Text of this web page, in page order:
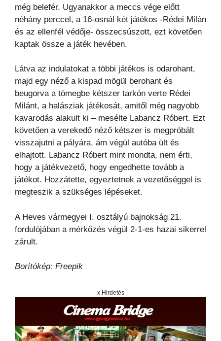
még belefér. Ugyanakkor a meccs vége előtt
néhány perccel, a 16-osnál két játékos -Rédei Milán
és az ellenfél védője- összecsúszott, ezt követően
kaptak össze a játék hevében.
Látva az indulatokat a többi játékos is odarohant,
majd egy néző a kispad mögül berohant és
beugorva a tömegbe kétszer tarkón verte Rédei
Milánt, a halásziak játékosát, amitől még nagyobb
kavarodás alakult ki – mesélte Labancz Róbert. Ezt
követően a verekedő néző kétszer is megpróbált
visszajutni a pályára, ám végül autóba ült és
elhajtott. Labancz Róbert mint mondta, nem érti,
hogy a játékvezető, hogy engedhette tovább a
játékot. Hozzátette, egyeztetnek a vezetőséggel is
megteszik a szükséges lépéseket.
A Heves vármegyei I. osztályú bajnokság 21.
fordulójában a mérkőzés végül 2-1-es hazai sikerrel
zárult.
Borítókép: Freepik
x Hirdetés